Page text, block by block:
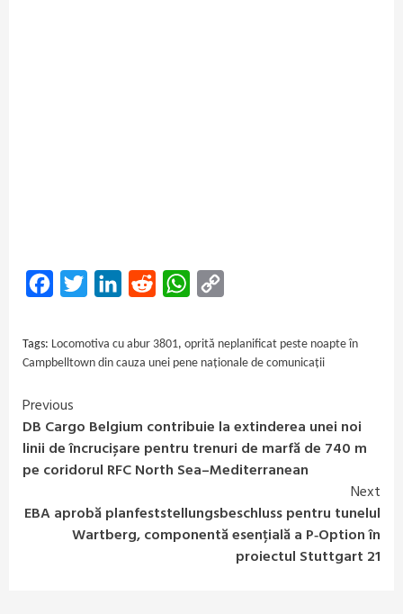
FacebookTwitter LinkedInReddit WhatsApp
Tags: Locomotiva cu abur 3801, oprită neplanificat peste noapte în
Campbelltown din cauza unei pene naționale de comunicații
Continue
Reading
Previous
DB Cargo Belgium contribuie la extinderea unei noi
linii de încrucișare pentru trenuri de marfă de 740 m
pe coridorul RFC North Sea–Mediterranean
Next
EBA aprobă planfeststellungsbeschluss pentru tunelul
Wartberg, componentă esențială a P‑Option în
proiectul Stuttgart 21